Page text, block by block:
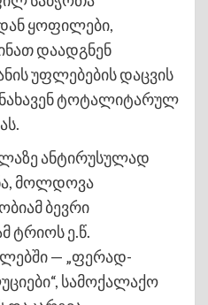
ყოფილები,
დაადგნენ
უფლებების დაცვის
ტოტალიტარულ
ანტირუსულად
მოლდოვა
ბევრი
ტრიოს ე.წ.
— „ფერად-
სამოქალაქო